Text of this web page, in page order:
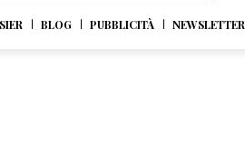
BLOG PUBBLICITÀ NEWSLETTER